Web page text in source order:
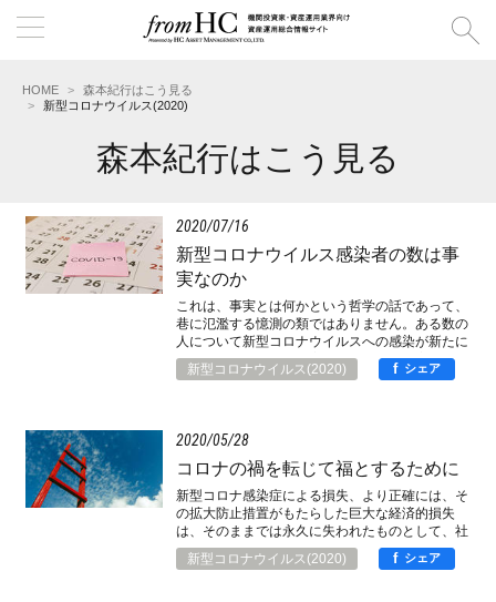
HOME
森本紀行はこう見る
新型コロナウイルス(2020)
森本紀行はこう見る
2020 07 16
新型コロナウイルス感染者の数は事
実なのか
これは、事実とは何かという哲学の話であって、
巷に氾濫する憶測の類ではありません。ある数の
人について新型コロナウイルスへの感染が新たに
確認された、それは事実ですが、その事実は、感
染症対策において、何の意味があり、どのような
新型コロナウイルス(2020) f シェア
2020 05 28
コロナの禍を転じて福とするために
新型コロナ感染症による損失、より正確には、そ
の拡大防止措置がもたらした巨大な経済的損失
は、そのままでは永久に失われたものとして、社
会生活の正常化によっても自然回復されることは
なく、それを取り返し、奇禍を転じて成長機会と
新型コロナウイルス(2020) f シェア